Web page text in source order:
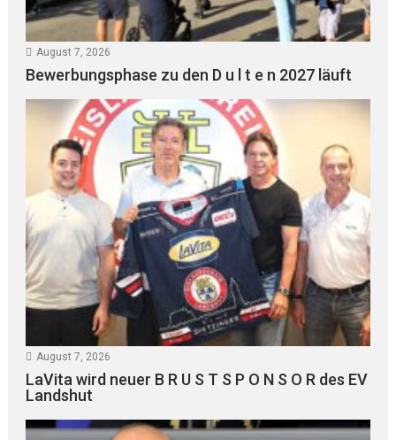
August 7, 2026
Bewerbungsphase zu den D u l t e n 2027 läuft
August 7, 2026
LaVita wird neuer B R U S T S P O N S O R des EV
Landshut